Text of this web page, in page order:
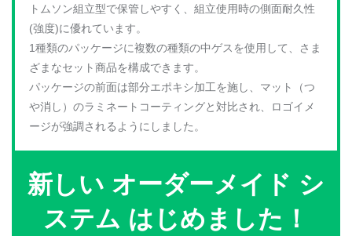
トムソン組立型で保管しやすく、組立使用時の側面耐久性
(強度)に優れています。
1種類のパッケージに複数の種類の中ゲスを使用して、さま
ざまなセット商品を構成できます。
パッケージの前面は部分エポキシ加工を施し、マット（つ
や消し）のラミネートコーティングと対比され、ロゴイメ
ージが強調されるようにしました。
新しい オーダーメイド シ
ステム はじめました！